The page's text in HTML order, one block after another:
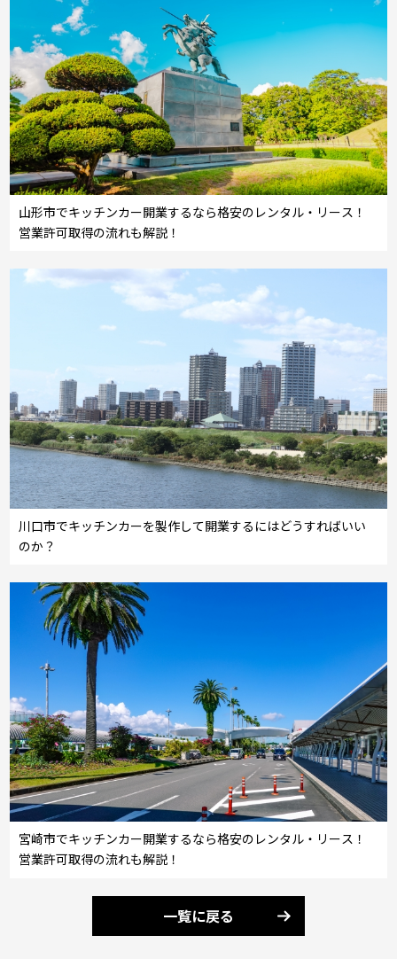
山形市でキッチンカー開業するなら格安のレンタル・リース！
営業許可取得の流れも解説！
川口市でキッチンカーを製作して開業するにはどうすればいい
のか？
宮崎市でキッチンカー開業するなら格安のレンタル・リース！
営業許可取得の流れも解説！
一覧に戻る